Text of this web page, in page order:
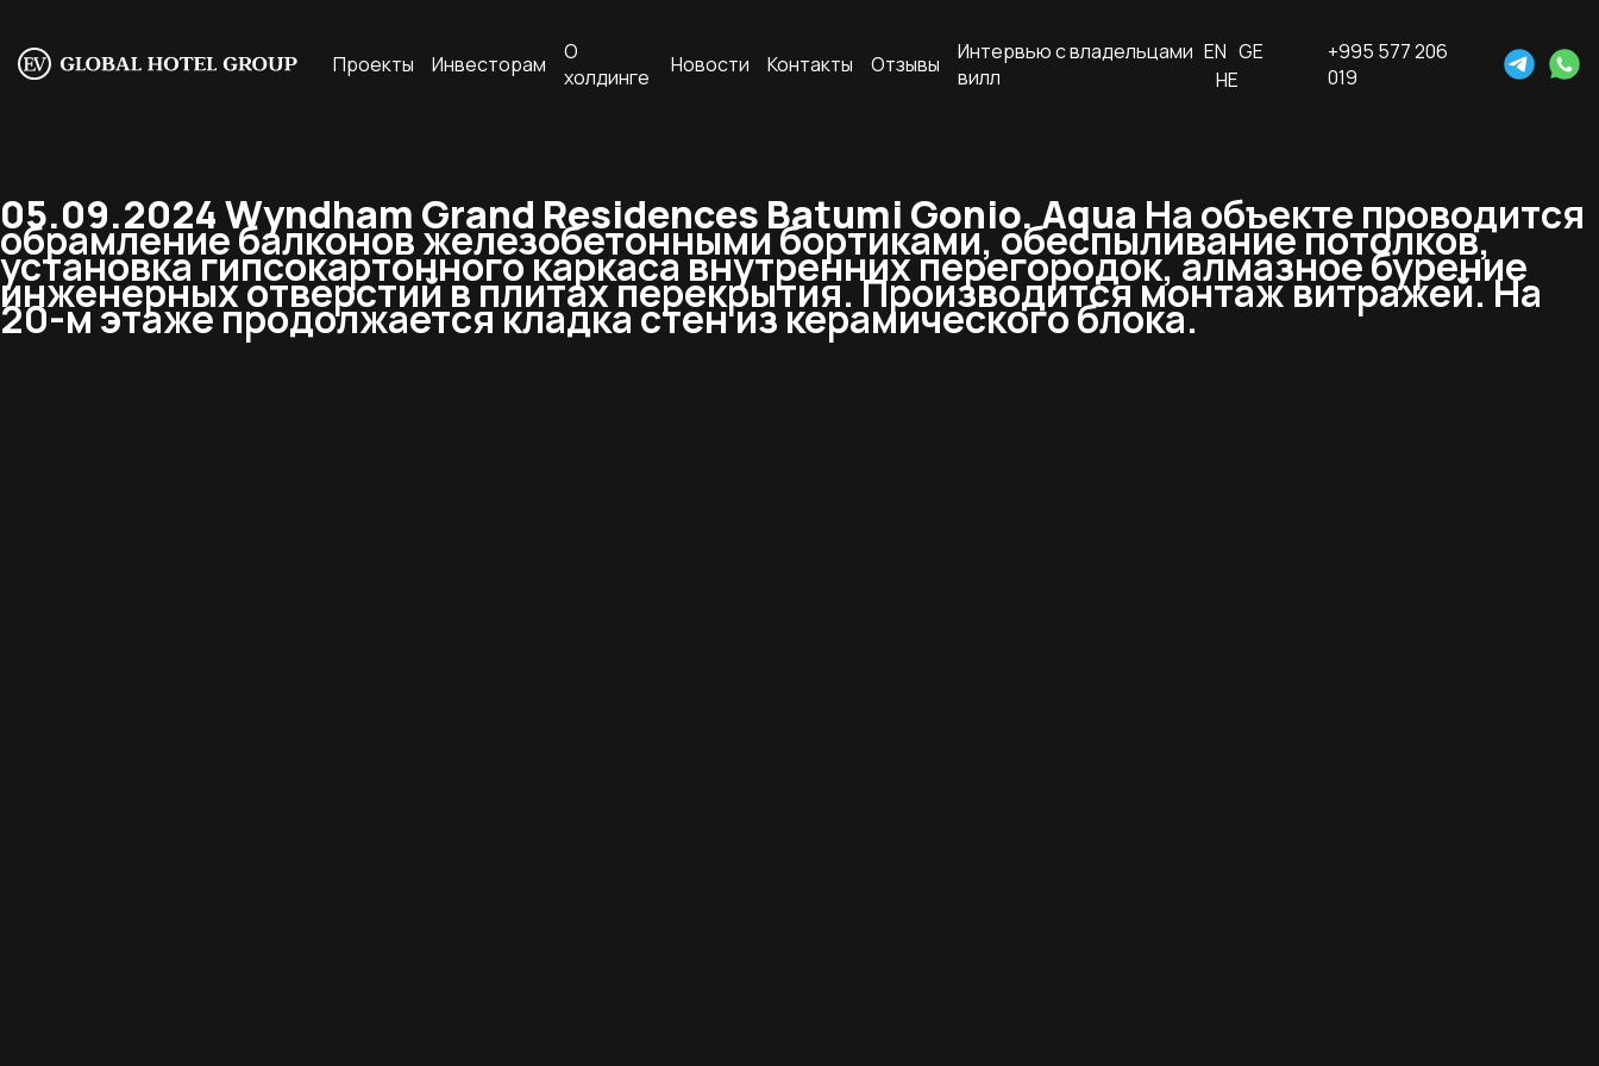
Проекты Инвесторам
О
холдинге
Новости Контакты Отзывы
Интервью с владельцами
вилл
EN GE
HE
+995 577 206
019
05.09.2024 Wyndham Grand Residences Batumi Gonio. Aqua На объекте проводится
обрамление балконов железобетонными бортиками, обеспыливание потолков,
установка гипсокартонного каркаса внутренних перегородок, алмазное бурение
инженерных отверстий в плитах перекрытия. Производится монтаж витражей. На
20-м этаже продолжается кладка стен из керамического блока.